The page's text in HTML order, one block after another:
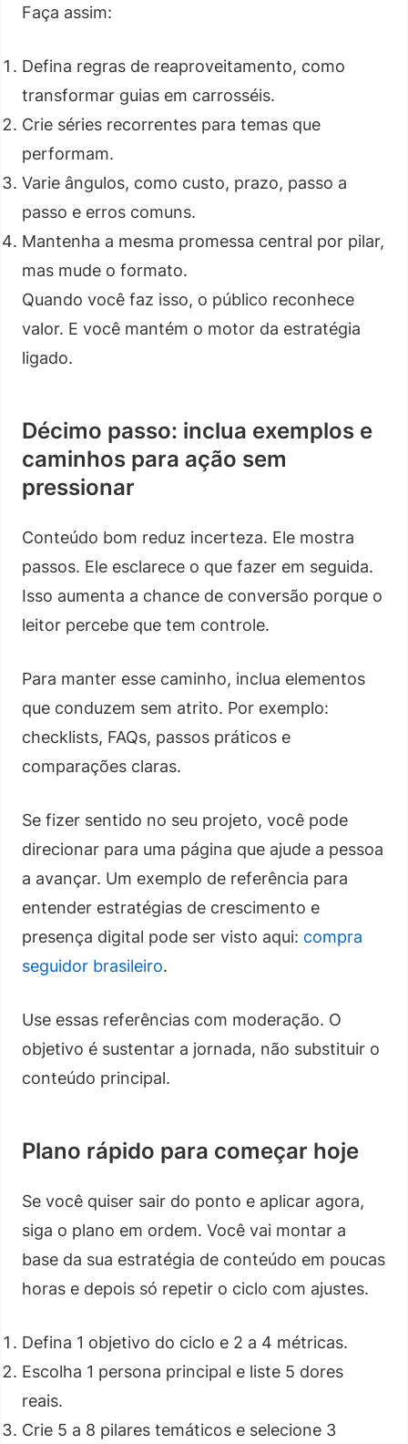
Faça assim:
Defina regras de reaproveitamento, como
transformar guias em carrosséis.
Crie séries recorrentes para temas que
performam.
Varie ângulos, como custo, prazo, passo a
passo e erros comuns.
Mantenha a mesma promessa central por pilar,
mas mude o formato.
Quando você faz isso, o público reconhece
valor. E você mantém o motor da estratégia
ligado.
Décimo passo: inclua exemplos e
caminhos para ação sem
pressionar
Conteúdo bom reduz incerteza. Ele mostra
passos. Ele esclarece o que fazer em seguida.
Isso aumenta a chance de conversão porque o
leitor percebe que tem controle.
Para manter esse caminho, inclua elementos
que conduzem sem atrito. Por exemplo:
checklists, FAQs, passos práticos e
comparações claras.
Se fizer sentido no seu projeto, você pode
direcionar para uma página que ajude a pessoa
a avançar. Um exemplo de referência para
entender estratégias de crescimento e
presença digital pode ser visto aqui: compra
seguidor brasileiro.
Use essas referências com moderação. O
objetivo é sustentar a jornada, não substituir o
conteúdo principal.
Plano rápido para começar hoje
Se você quiser sair do ponto e aplicar agora,
siga o plano em ordem. Você vai montar a
base da sua estratégia de conteúdo em poucas
horas e depois só repetir o ciclo com ajustes.
Defina 1 objetivo do ciclo e 2 a 4 métricas.
Escolha 1 persona principal e liste 5 dores
reais.
Crie 5 a 8 pilares temáticos e selecione 3